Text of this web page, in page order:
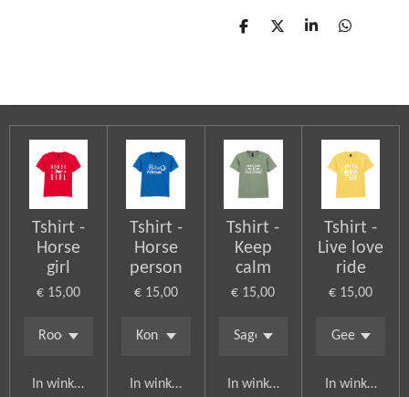
D
D
S
D
Tshirt -
Horse
girl
€ 15,00
In winkelwagen
Tshirt -
Horse
person
€ 15,00
In winkelwagen
Tshirt -
Keep
calm
€ 15,00
In winkelwagen
Tshirt -
Live love
ride
€ 15,00
In